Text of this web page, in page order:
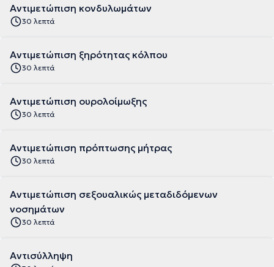
Αντιμετώπιση κονδυλωμάτων
30 λεπτά
Αντιμετώπιση ξηρότητας κόλπου
30 λεπτά
Αντιμετώπιση ουρολοίμωξης
30 λεπτά
Αντιμετώπιση πρόπτωσης μήτρας
30 λεπτά
Αντιμετώπιση σεξουαλικώς μεταδιδόμενων
νοσημάτων
30 λεπτά
Αντισύλληψη